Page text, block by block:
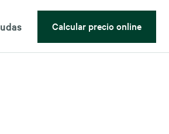
Calcular precio online